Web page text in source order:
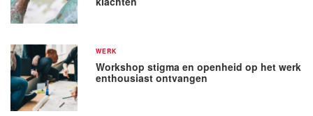
WERK
Workshop stigma en openheid op het werk
enthousiast ontvangen